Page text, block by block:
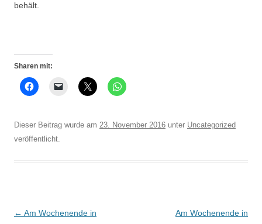
behält.
Sharen mit:
Dieser Beitrag wurde am 23. November 2016 unter Uncategorized
veröffentlicht.
Beitrags-
← Am Wochenende in
Am Wochenende in